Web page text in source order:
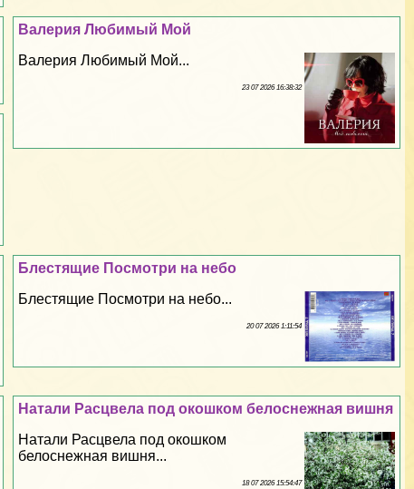
Валерия Любимый Мой
Валерия Любимый Мой...
23 07 2026 16:38:32
Блестящие Посмотри на небо
Блестящие Посмотри на небо...
20 07 2026 1:11:54
Натали Расцвела под окошком белоснежная вишня
Натали Расцвела под окошком
белоснежная вишня...
18 07 2026 15:54:47